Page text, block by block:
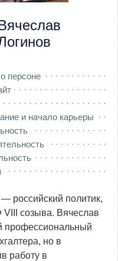
персоне
и начало карьеры
— российский политик,
созыва. Вячеслав
профессиональный
но в
работу в